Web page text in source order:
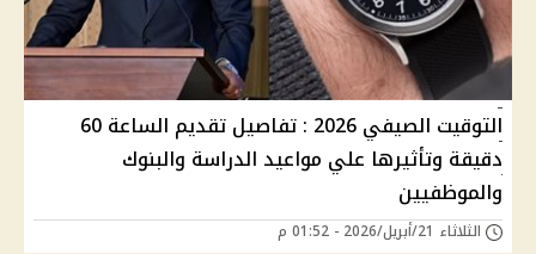
التوقيت الصيفي 2026 : تفاصيل تقديم الساعة 60
دقيقة وتأثيرها علي مواعيد الدراسة والبنوك
والموظفيين
الثلاثاء 21/أبريل/2026 - 01:52 م